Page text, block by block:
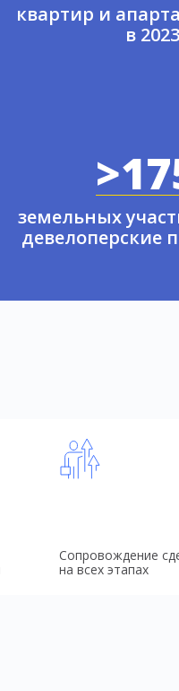
квартир и
в
земельных
девелоперские
Сопровождение
на всех этапах